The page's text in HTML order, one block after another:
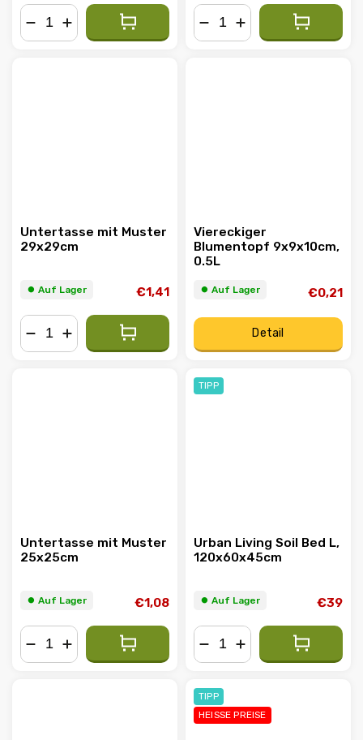
Untertasse mit Muster
29x29cm
⏺︎ Auf Lager €1,41
Viereckiger
Blumentopf 9x9x10cm,
0.5L
⏺︎ Auf Lager €0,21
Detail
Untertasse mit Muster
25x25cm
⏺︎ Auf Lager €1,08
TIPP
Urban Living Soil Bed L,
120x60x45cm
⏺︎ Auf Lager €39
TIPP
HEISSE PREISE